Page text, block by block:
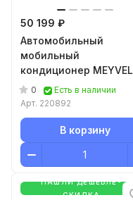
50 199 ₽
Автомобильный
мобильный
кондиционер MEYVEL
AC-24BTS2800
0
Есть в наличии
Арт. 220892
В корзину
НАШЛИ ДЕШЕВЛЕ-
СКИДКА